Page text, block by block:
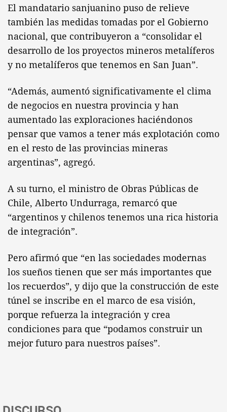
El mandatario sanjuanino puso de relieve
también las medidas tomadas por el Gobierno
nacional, que contribuyeron a “consolidar el
desarrollo de los proyectos mineros metalíferos
y no metalíferos que tenemos en San Juan”.
“Además, aumentó significativamente el clima
de negocios en nuestra provincia y han
aumentado las exploraciones haciéndonos
pensar que vamos a tener más explotación como
en el resto de las provincias mineras
argentinas”, agregó.
A su turno, el ministro de Obras Públicas de
Chile, Alberto Undurraga, remarcó que
“argentinos y chilenos tenemos una rica historia
de integración”.
Pero afirmó que “en las sociedades modernas
los sueños tienen que ser más importantes que
los recuerdos”, y dijo que la construcción de este
túnel se inscribe en el marco de esa visión,
porque refuerza la integración y crea
condiciones para que “podamos construir un
mejor futuro para nuestros países”.